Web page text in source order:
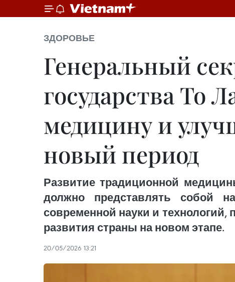
ЗДОРОВЬЕ
Генеральный
государства То
медицину и
новый период
Развитие традиционной
должно представлять собой
современной науки и
развития страны на новом этапе.
20/05/2026 13:21